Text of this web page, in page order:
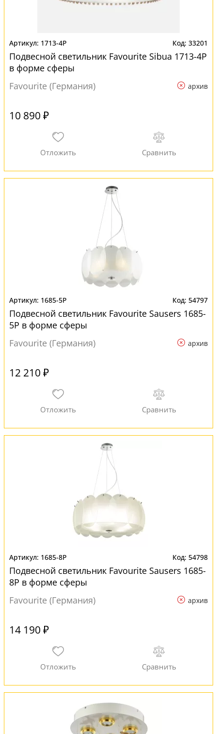
1713-4P 33201
Подвесной светильник Favourite Sibua 1713-4P
в форме сферы
Favourite (Германия)
архив
10 890 ₽
1685-5P 54797
Подвесной светильник Favourite Sausers 1685-
5P в форме сферы
Favourite (Германия)
архив
12 210 ₽
1685-8P 54798
Подвесной светильник Favourite Sausers 1685-
8P в форме сферы
Favourite (Германия)
архив
14 190 ₽